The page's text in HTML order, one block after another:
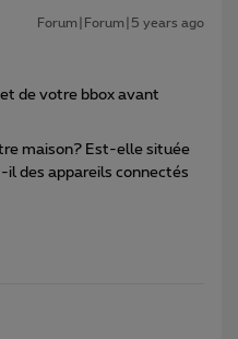
Forum|Forum|5 years ago
de votre bbox avant
maison? Est-elle située
il des appareils connectés